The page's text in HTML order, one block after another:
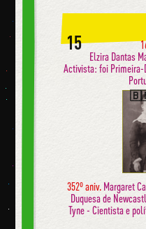
15
Elzira Dantas
Activista: foi Primeira-
352º aniv.Margaret
Duquesa de
Tyne - Cientista e